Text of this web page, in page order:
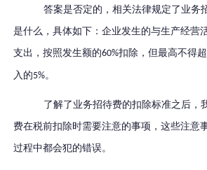
答案是否定的，相关法律规定了业务
是什么，具体如下：企业发生的与生产经营
支出，按照发生额的60%扣除，但最高不得
入的5%。
了解了业务招待费的扣除标准之后，
费在税前扣除时需要注意的事项，这些注意
过程中都会犯的错误。